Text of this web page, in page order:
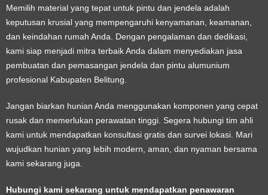
Memilih material yang tepat untuk pintu dan jendela adalah
keputusan krusial yang mempengaruhi kenyamanan, keamanan,
dan keindahan rumah Anda. Dengan pengalaman dan dedikasi,
kami siap menjadi mitra terbaik Anda dalam menyediakan jasa
pembuatan dan pemasangan jendela dan pintu alumunium
profesional Kabupaten Belitung
Jangan biarkan hunian Anda menggunakan komponen yang cepat
rusak dan memerlukan perawatan tinggi. Segera hubungi tim ahli
kami untuk mendapatkan konsultasi gratis dan survei lokasi. Mari
wujudkan hunian yang lebih modern, aman, dan nyaman bersama
kami sekarang juga.
Hubungi kami sekarang untuk mendapatkan penawaran